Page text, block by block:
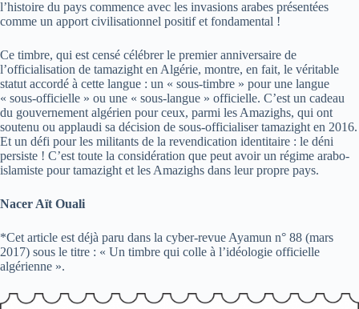
l’histoire du pays commence avec les invasions arabes présentées
comme un apport civilisationnel positif et fondamental !
Ce timbre, qui est censé célébrer le premier anniversaire de
l’officialisation de tamazight en Algérie, montre, en fait, le véritable
statut accordé à cette langue : un « sous-timbre » pour une langue
« sous-officielle » ou une « sous-langue » officielle. C’est un cadeau
du gouvernement algérien pour ceux, parmi les Amazighs, qui ont
soutenu ou applaudi sa décision de sous-officialiser tamazight en 2016.
Et un défi pour les militants de la revendication identitaire : le déni
persiste ! C’est toute la considération que peut avoir un régime arabo-
islamiste pour tamazight et les Amazighs dans leur propre pays.
Nacer Aït Ouali
*Cet article est déjà paru dans la cyber-revue Ayamun n° 88 (mars
2017) sous le titre : « Un timbre qui colle à l’idéologie officielle
algérienne ».